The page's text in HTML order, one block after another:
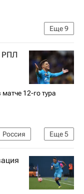
Еще9
Ванакен
РПЛ
12-го тура
Еще5
Россия